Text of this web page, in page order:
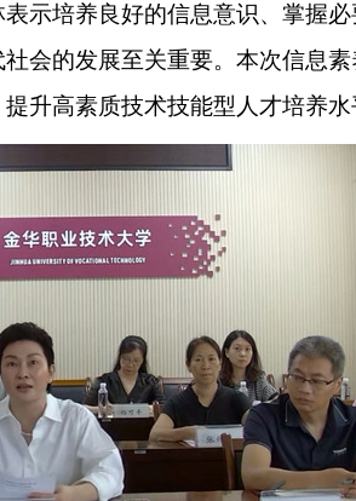
示培养良好的信息意识、掌握必
会的发展至关重要。本次信息
升高素质技术技能型人才培养水